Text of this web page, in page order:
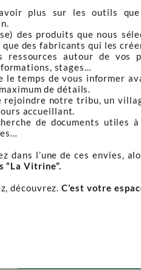
plus sur les outils que
des produits que nous
que des fabricants qui les
ressources autour de vos
stages…
le temps de vous informer
de détails.
rejoindre notre tribu, un
accueillant.
de documents utiles
dans l’une de ces envies,
“La Vitrine”.
découvrez.C’est votre